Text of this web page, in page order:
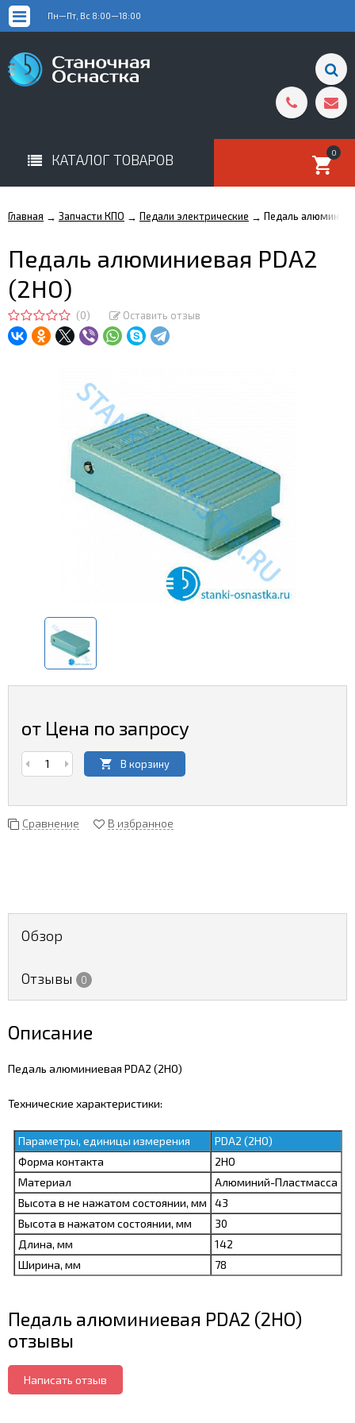
Пн—Пт, Вс 8:00—18:00
КАТАЛОГ ТОВАРОВ 0
Главная → Запчасти КПО → Педали электрические → Педаль
Педаль алюминиевая PDA2
(2НО)
(0) Оставить отзыв
от Цена по запросу
В корзину
Сравнение В избранное
Обзор
Отзывы 0
Описание
Педаль алюминиевая PDA2 (2НО)
Технические характеристики:
Параметры, единицы измерения
PDA2 (2НО)
Форма контакта
2НО
Материал
Алюминий-Пластмасса
Высота в не нажатом состоянии, мм
43
Высота в нажатом состоянии, мм
30
Длина, мм
142
Ширина, мм
78
Педаль алюминиевая PDA2 (2НО)
отзывы
Написать отзыв